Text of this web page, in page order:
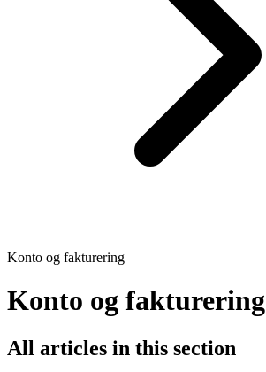
Konto og fakturering
Konto og fakturering
All articles in this section